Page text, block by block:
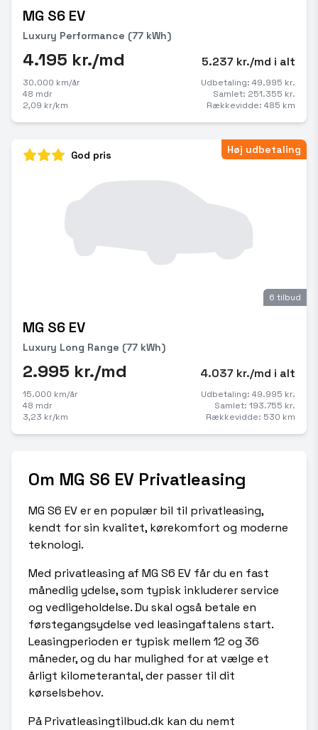
MG S6 EV
Luxury Performance (77 kWh)
4.195 kr./md 5.237 kr./md i alt
30.000 km/år
48 mdr
2,09 kr/km
Udbetaling: 49.995 kr.
Samlet: 251.355 kr.
Rækkevidde: 485 km
Høj udbetaling
6 tilbud
God pris
MG S6 EV
Luxury Long Range (77 kWh)
2.995 kr./md 4.037 kr./md i alt
15.000 km/år
48 mdr
3,23 kr/km
Udbetaling: 49.995 kr.
Samlet: 193.755 kr.
Rækkevidde: 530 km
Om MG S6 EV Privatleasing
MG S6 EV er en populær bil til privatleasing,
kendt for sin kvalitet, kørekomfort og moderne
teknologi.
Med privatleasing af MG S6 EV får du en fast
månedlig ydelse, som typisk inkluderer service
og vedligeholdelse. Du skal også betale en
førstegangsydelse ved leasingaftalens start.
Leasingperioden er typisk mellem 12 og 36
måneder, og du har mulighed for at vælge et
årligt kilometerantal, der passer til dit
kørselsbehov.
På Privatleasingtilbud.dk kan du nemt